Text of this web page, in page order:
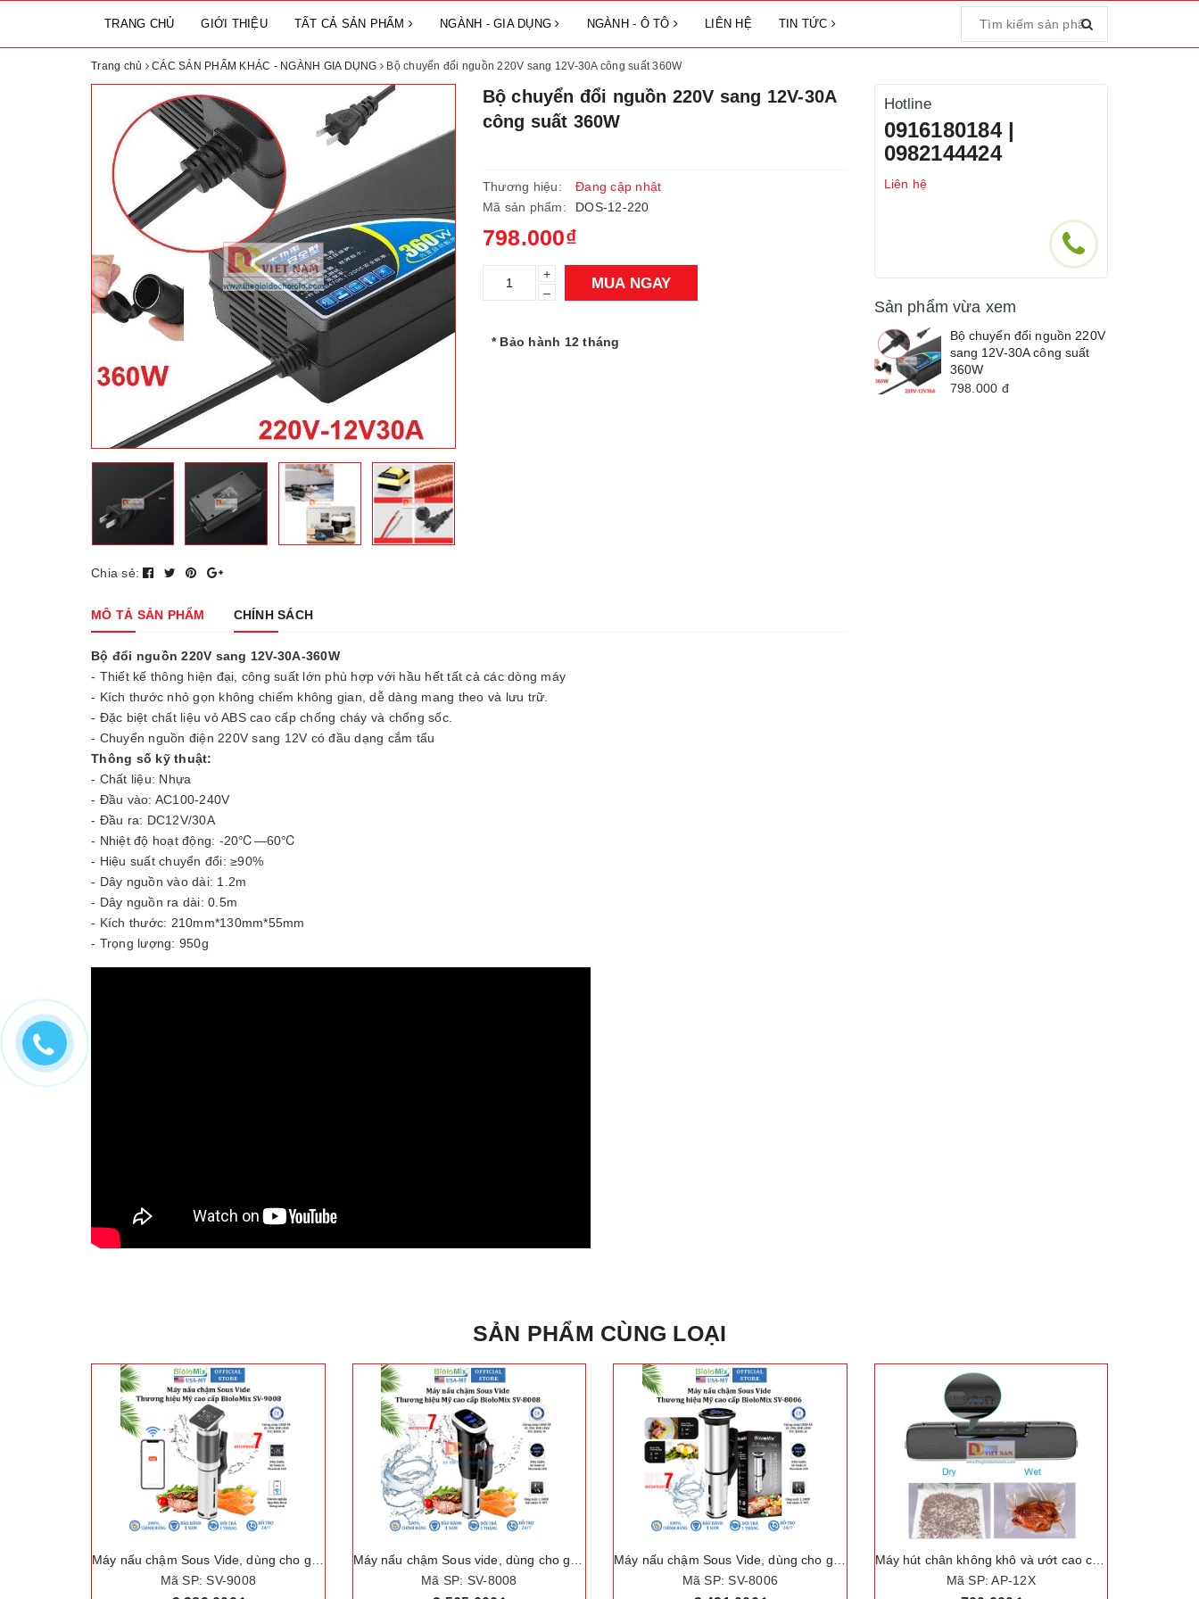
TRANG CHỦ GIỚI THIỆU TẤT CẢ SẢN PHẨM NGÀNH - GIA DỤNG NGÀNH - Ô TÔ LIÊN HỆ TIN TỨC
Trang chủ CÁC SẢN PHẨM KHÁC - NGÀNH GIA DỤNG Bộ chuyển đổi nguồn 220V sang 12V-30A công suất 360W
Chia sẻ:
Bộ chuyển đổi nguồn 220V sang 12V-30A
công suất 360W
Thương hiệu:
Đang cập nhật
Mã sản phẩm:
DOS-12-220
798.000₫
+
–
MUA NGAY
* Bảo hành 12 tháng
MÔ TẢ SẢN PHẨM CHÍNH SÁCH
Bộ đổi nguồn 220V sang 12V-30A-360W
- Thiết kế thông hiện đại, công suất lớn phù hợp với hầu hết tất cả các dòng máy
- Kích thước nhỏ gọn không chiếm không gian, dễ dàng mang theo và lưu trữ.
- Đặc biệt chất liệu vỏ ABS cao cấp chống cháy và chống sốc.
- Chuyển nguồn điện 220V sang 12V có đầu dạng cắm tẩu
Thông số kỹ thuật:
- Chất liệu: Nhựa
- Đầu vào: AC100-240V
- Đầu ra: DC12V/30A
- Nhiệt độ hoạt động: -20℃—60℃
- Hiệu suất chuyển đổi: ≥90%
- Dây nguồn vào dài: 1.2m
- Dây nguồn ra dài: 0.5m
- Kích thước: 210mm*130mm*55mm
- Trọng lượng: 950g
Hotline
0916180184 |
0982144424
Liên hệ
Sản phẩm vừa xem
Bộ chuyển đổi nguồn 220V
sang 12V-30A công suất
360W
798.000 đ
SẢN PHẨM CÙNG LOẠI
Máy nấu chậm Sous vide, dùng cho gia đình. Thương hiệu Mỹ cao cấp BioloMix SV-8008
Mã SP: SV-8008
Mã SP: SV-8006
Máy hút chân không khô và ướt cao cấp AP-12X
Mã SP: AP-12X
Máy thái rau củ quả công nghiệp chuyên nghiệp, dùng cho nhà hàng và khách sạn. Thương hiệu Nhật Bản cao cấp Asaki - VC65MS
Mã SP: VC65MS